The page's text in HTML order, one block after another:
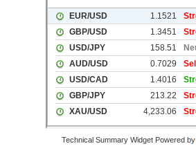
Technical Summary Widget Powered by